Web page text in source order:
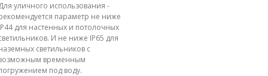
уличного использования -
параметр не ниже
для настенных и потолочных
И не ниже IP65 для
светильников с
временным
под воду.